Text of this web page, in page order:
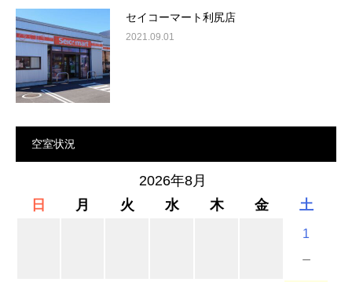
セイコーマート利尻店
2021.09.01
空室状況
2026年8月
日
月 火 水 木 金 土
1
－